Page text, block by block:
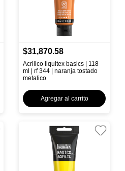
$31,870.58
Acrilico liquitex basics | 118
ml | rf 344 | naranja tostado
metalico
Agregar al carrito